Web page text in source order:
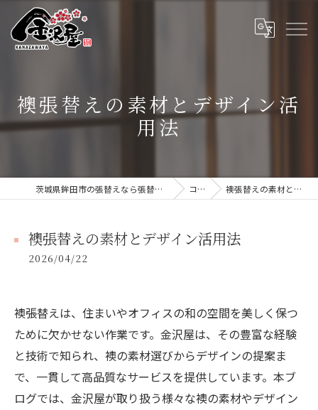
襖張替えの素材とデザイン活
用法
茨城県鉾田市の張替えなら張替本舗 金沢屋 大洗・鹿嶋店 コラム 襖張替えの素材とデザイン活用法
襖張替えの素材とデザイン活用法
2026/04/22
襖張替えは、住まいやオフィスの和の空間を美しく保つ
ために欠かせない作業です。金沢屋は、その豊富な経験
と技術で知られ、襖の素材選びからデザインの提案ま
で、一貫して高品質なサービスを提供しています。本ブ
ログでは、金沢屋が取り扱う様々な襖の素材やデザイン